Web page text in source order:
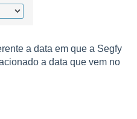
a data em que a Segfy
a data que vem no